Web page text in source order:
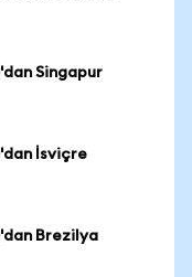
Singapur
İsviçre
Brezilya